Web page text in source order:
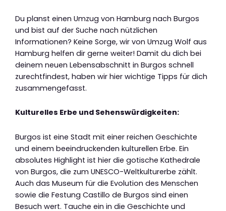
Du planst einen Umzug von Hamburg nach Burgos
und bist auf der Suche nach nützlichen
Informationen? Keine Sorge, wir von Umzug Wolf aus
Hamburg helfen dir gerne weiter! Damit du dich bei
deinem neuen Lebensabschnitt in Burgos schnell
zurechtfindest, haben wir hier wichtige Tipps für dich
zusammengefasst.
Kulturelles Erbe und Sehenswürdigkeiten:
Burgos ist eine Stadt mit einer reichen Geschichte
und einem beeindruckenden kulturellen Erbe. Ein
absolutes Highlight ist hier die gotische Kathedrale
von Burgos, die zum UNESCO-Weltkulturerbe zählt.
Auch das Museum für die Evolution des Menschen
sowie die Festung Castillo de Burgos sind einen
Besuch wert. Tauche ein in die Geschichte und